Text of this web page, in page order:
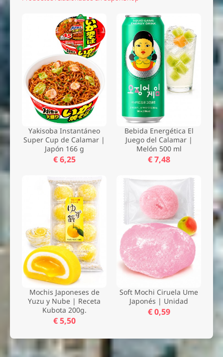
Yakisoba Instantáneo
Super Cup de Calamar |
Japón 166 g
€ 6,25
Bebida Energética El
Juego del Calamar |
Melón 500 ml
€ 7,48
Mochis Japoneses de
Yuzu y Nube | Receta
Kubota 200g.
€ 5,50
Soft Mochi Ciruela Ume
Japonés | Unidad
€ 0,59